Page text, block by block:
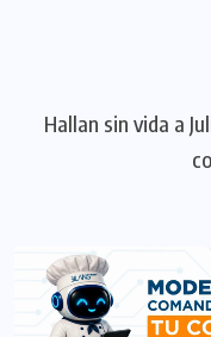
Hallan sin vida a